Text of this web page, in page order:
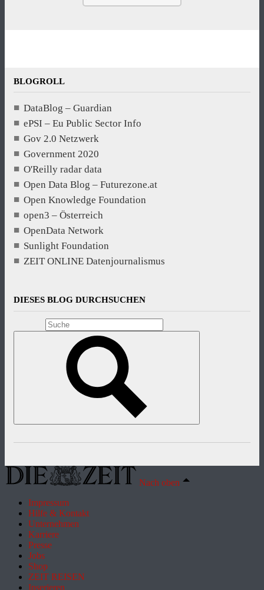
BLOGROLL
DataBlog – Guardian
ePSI – Eu Public Sector Info
Gov 2.0 Netzwerk
Government 2020
O'Reilly radar data
Open Data Blog – Futurezone.at
Open Knowledge Foundation
open3 – Österreich
OpenData Network
Sunlight Foundation
ZEIT ONLINE Datenjournalismus
DIESES BLOG DURCHSUCHEN
Nach oben
Impressum
Hilfe & Kontakt
Unternehmen
Karriere
Presse
Jobs
Shop
ZEIT REISEN
Inserieren